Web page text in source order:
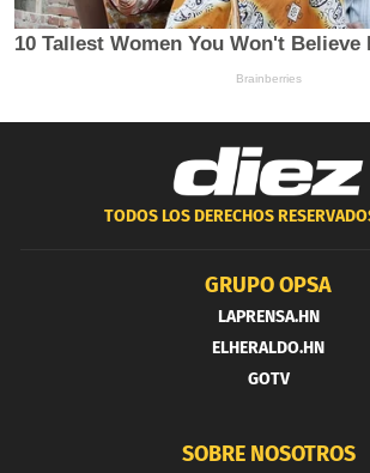
TODOS LOS DERECHOS
GRUPO OPSA
LAPRENSA.HN
ELHERALDO.HN
GOTV
SOBRE NOSOTROS